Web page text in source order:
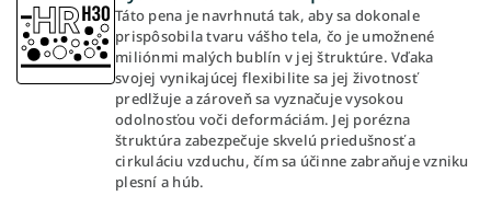
Táto pena je navrhnutá tak, aby sa dokonale
prispôsobila tvaru vášho tela, čo je umožnené
miliónmi malých bublín v jej štruktúre. Vďaka
svojej vynikajúcej flexibilite sa jej životnosť
predlžuje a zároveň sa vyznačuje vysokou
odolnosťou voči deformáciám. Jej porézna
štruktúra zabezpečuje skvelú priedušnosť a
cirkuláciu vzduchu, čím sa účinne zabraňuje vzniku
plesní a húb.